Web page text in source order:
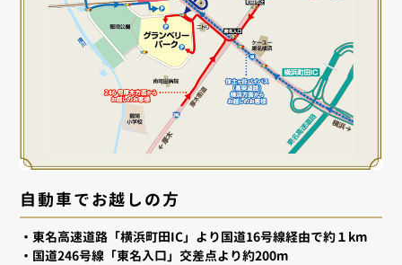
自動車でお越しの方
・東名高速道路「横浜町田IC」より国道16号線経由で約１km
・国道246号線「東名入口」交差点より約200m